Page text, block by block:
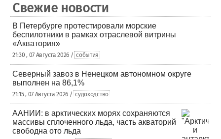
Свежие новости
В Петербурге протестировали морские
беспилотники в рамках отраслевой витрины
«Акватория»
21:30 , 07 Августа 2026 / события
Северный завоз в Ненецком автономном округе
выполнен на 86,1%
21:15 , 07 Августа 2026 / судоходство
ААНИИ: в арктических морях сохраняются
массивы сплоченного льда, часть акваторий
свободна ото льда